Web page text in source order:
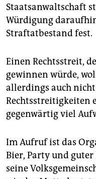
Staatsanwaltschaft
Würdigung
Straftatbestand fest.
Einen Rechtsstreit,
gewinnen würde,
allerdings auch
Rechtsstreitigkeiten
gegenwärtig viel
Im Aufruf ist das
Bier, Party und
seine